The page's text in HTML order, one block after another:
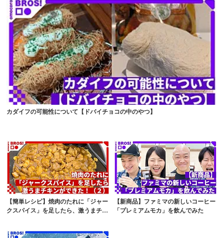
カダイフの可能性について【ドバイチョコの中のやつ】
【簡単レシピ】焼肉のたれに「ジャー
クスパイス」を足したら、激うまチキ
【新商品】ファミマの新しいコーヒー
「プレミアムモカ」を飲んでみた